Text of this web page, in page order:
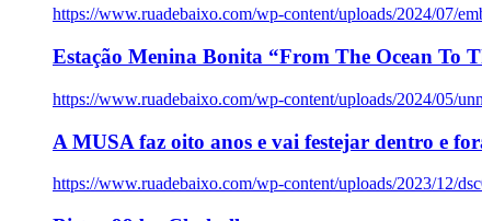
https://www.ruadebaixo.com/wp-content/uploads/2024/07/
Estação Menina Bonita “From The Ocean To
https://www.ruadebaixo.com/wp-content/uploads/2024/05/
A MUSA faz oito anos e vai festejar dentro e
https://www.ruadebaixo.com/wp-content/uploads/2023/12/